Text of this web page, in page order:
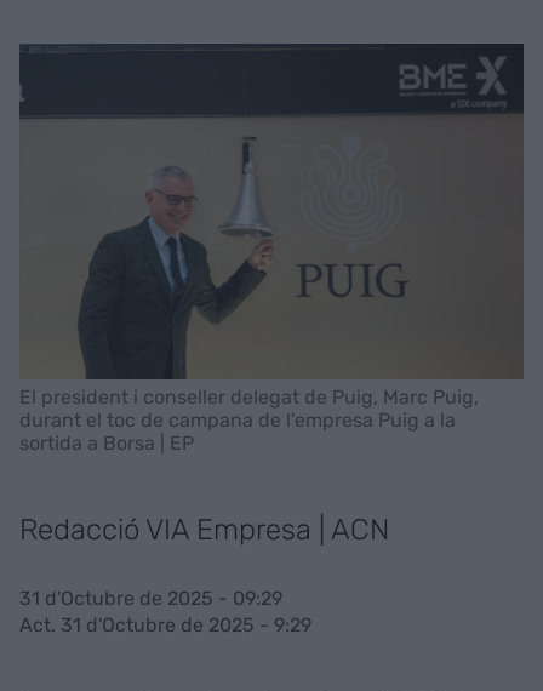
El president i conseller delegat de Puig, Marc Puig,
durant el toc de campana de l'empresa Puig a la
sortida a Borsa | EP
Redacció VIA Empresa | ACN
31 d'Octubre de 2025 - 09:29
Act. 31 d'Octubre de 2025 - 9:29